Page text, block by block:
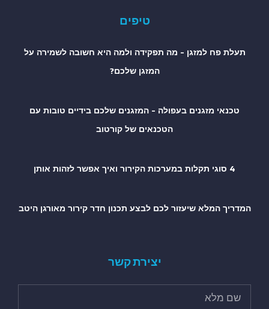
טיפים
תעלת פח למזגן – מה תפקידה ולמה היא חשובה לשמירה על
המזגן שלכם?
טכנאי מזגנים בעפולה – המזגנים שלכם בידיים טובות עם
הטכנאים של קורטוב
4 סוגי תקלות במערכות הקירור ואיך אפשר לזהות אותן
המדריך המלא שיעזור לכם לבצע תכנון חדר קירור מאורגן היטב
יצירת קשר